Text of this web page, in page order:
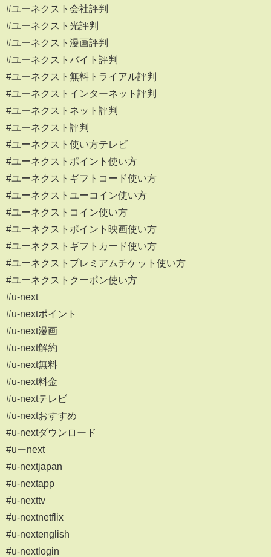
#ユーネクスト会社評判
#ユーネクスト光評判
#ユーネクスト漫画評判
#ユーネクストバイト評判
#ユーネクスト無料トライアル評判
#ユーネクストインターネット評判
#ユーネクストネット評判
#ユーネクスト評判
#ユーネクスト使い方テレビ
#ユーネクストポイント使い方
#ユーネクストギフトコード使い方
#ユーネクストユーコイン使い方
#ユーネクストコイン使い方
#ユーネクストポイント映画使い方
#ユーネクストギフトカード使い方
#ユーネクストプレミアムチケット使い方
#ユーネクストクーポン使い方
#u-next
#u-nextポイント
#u-next漫画
#u-next解約
#u-next無料
#u-next料金
#u-nextテレビ
#u-nextおすすめ
#u-nextダウンロード
#uーnext
#u-nextjapan
#u-nextapp
#u-nexttv
#u-nextnetflix
#u-nextenglish
#u-nextlogin